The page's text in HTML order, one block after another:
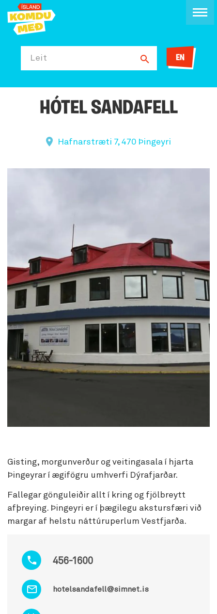
Leit EN
HÓTEL SANDAFELL
Hafnarstræti 7, 470 Þingeyri
456-1600
hotelsandafell@simnet.is
Gisting, morgunverður og veitingasala í hjarta
Þingeyrar í ægifögru umhverfi Dýrafjarðar.
Fallegar gönguleiðir allt í kring og fjölbreytt
afþreying. Þingeyri er í þægilegu akstursfæri við
margar af helstu náttúruperlum Vestfjarða.